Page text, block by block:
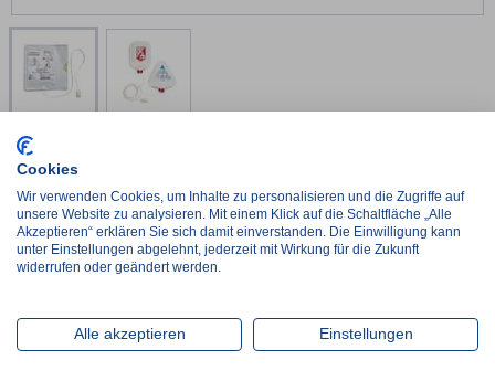
1 VE mit 8 Stück
€717,57*
- +
Cookies
Wir verwenden Cookies, um Inhalte zu personalisieren und die Zugriffe auf
unsere Website zu analysieren. Mit einem Klick auf die Schaltfläche „Alle
Akzeptieren“ erklären Sie sich damit einverstanden. Die Einwilligung kann
unter Einstellungen abgelehnt, jederzeit mit Wirkung für die Zukunft
widerrufen oder geändert werden.
Alle akzeptieren Einstellungen